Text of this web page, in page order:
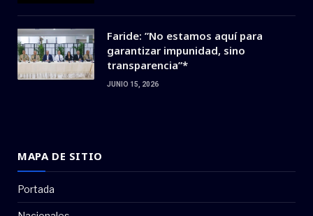
Faride: ”No estamos aquí para
garantizar impunidad, sino
transparencia”*
JUNIO 15, 2026
MAPA DE SITIO
Portada